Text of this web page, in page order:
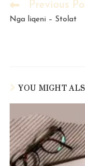
Read
more
articles
Previous
Nga liqeni – Stolat
YOU MIGHT